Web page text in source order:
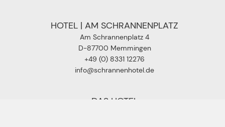
HOTEL | AM SCHRANNENPLATZ
Am Schrannenplatz 4
D-87700 Memmingen
+49 (0) 8331 12276
info@schrannenhotel.de
DAS HOTEL